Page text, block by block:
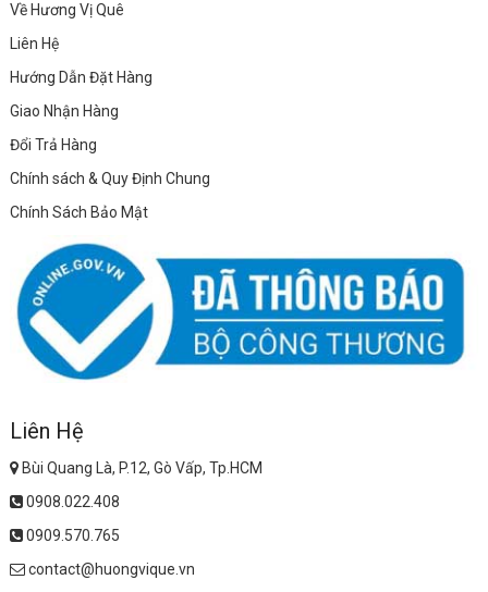
Về Hương Vị Quê
Liên Hệ
Hướng Dẫn Đặt Hàng
Giao Nhận Hàng
Đổi Trả Hàng
Chính sách & Quy Định Chung
Chính Sách Bảo Mật
Liên Hệ
Bùi Quang Là, P.12, Gò Vấp, Tp.HCM
0908.022.408
0909.570.765
contact@huongvique.vn